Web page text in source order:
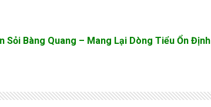
Sỏi Bàng Quang – Mang Lại Dòng Tiểu Ổn Định